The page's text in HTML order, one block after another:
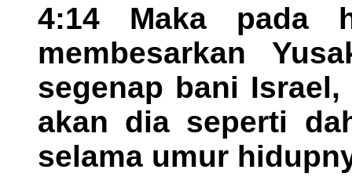
4:14 Maka pada
membesarkan
segenap bani
akan dia seperti
selama umur